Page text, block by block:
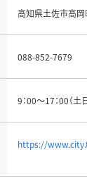
高知県土佐市高
088-852-7679
9：00～17：00（土
https://